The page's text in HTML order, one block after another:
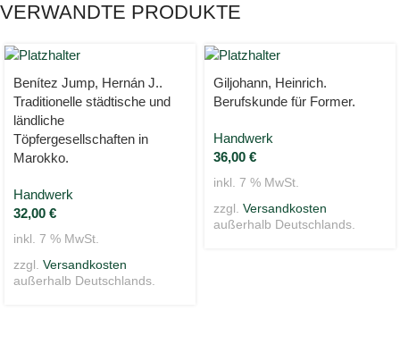
VERWANDTE PRODUKTE
Benítez Jump, Hernán J..
Traditionelle städtische und
ländliche
Töpfergesellschaften in
Marokko.
Handwerk
32,00 €
inkl. 7 % MwSt.
zzgl. Versandkosten
außerhalb Deutschlands.
Giljohann, Heinrich.
Berufskunde für Former.
Handwerk
36,00 €
inkl. 7 % MwSt.
zzgl. Versandkosten
außerhalb Deutschlands.